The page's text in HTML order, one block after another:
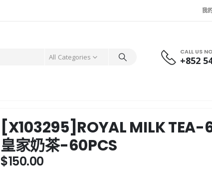
我
All Categories
CALL US
+852
[X103295]ROYAL MILK TEA-
皇家奶茶-60PCS
$150.00